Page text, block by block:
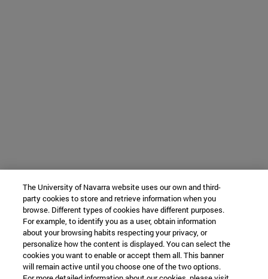
The University of Navarra website uses our own and third-
party cookies to store and retrieve information when you
browse. Different types of cookies have different purposes.
For example, to identify you as a user, obtain information
about your browsing habits respecting your privacy, or
personalize how the content is displayed. You can select the
cookies you want to enable or accept them all. This banner
will remain active until you choose one of the two options.